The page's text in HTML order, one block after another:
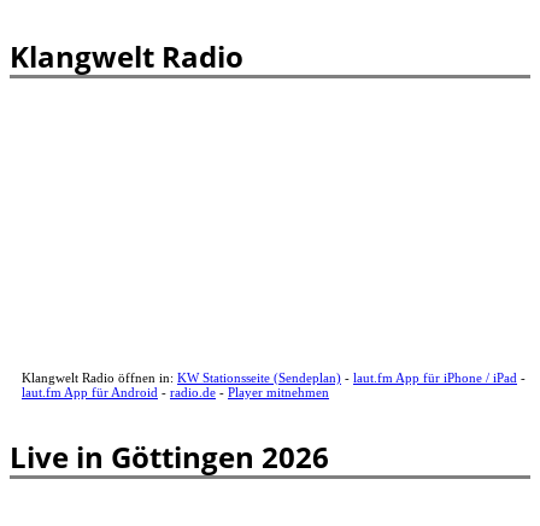
Klangwelt Radio
Klangwelt Radio öffnen in: KW Stationsseite (Sendeplan) - laut.fm App für iPhone / iPad -
laut.fm App für Android - radio.de - Player mitnehmen
Live in Göttingen 2026